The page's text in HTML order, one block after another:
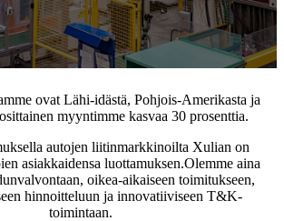
ovat Lähi-idästä, Pohjois-Amerikasta ja
myyntimme kasvaa 30 prosenttia.
autojen liitinmarkkinoilta Xulian on
asiakkaidensa luottamuksen.Olemme aina
oikea-aikaiseen toimitukseen,
hinnoitteluun ja innovatiiviseen T&K-
toimintaan.